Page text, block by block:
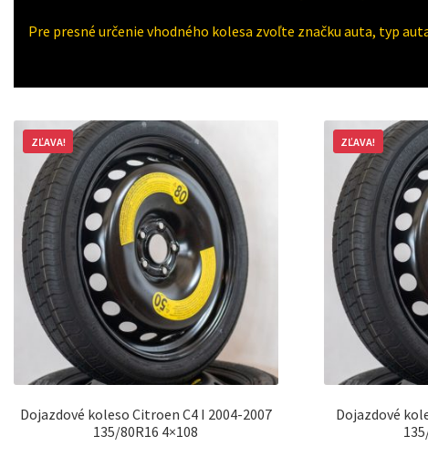
Pre presné určenie vhodného kolesa zvoľte značku auta, typ
Dojazdové koleso Citroen C4 I 2004-2007
135/80R16 4×108
ZĽAVA!
Dojazdové
ZĽAVA!